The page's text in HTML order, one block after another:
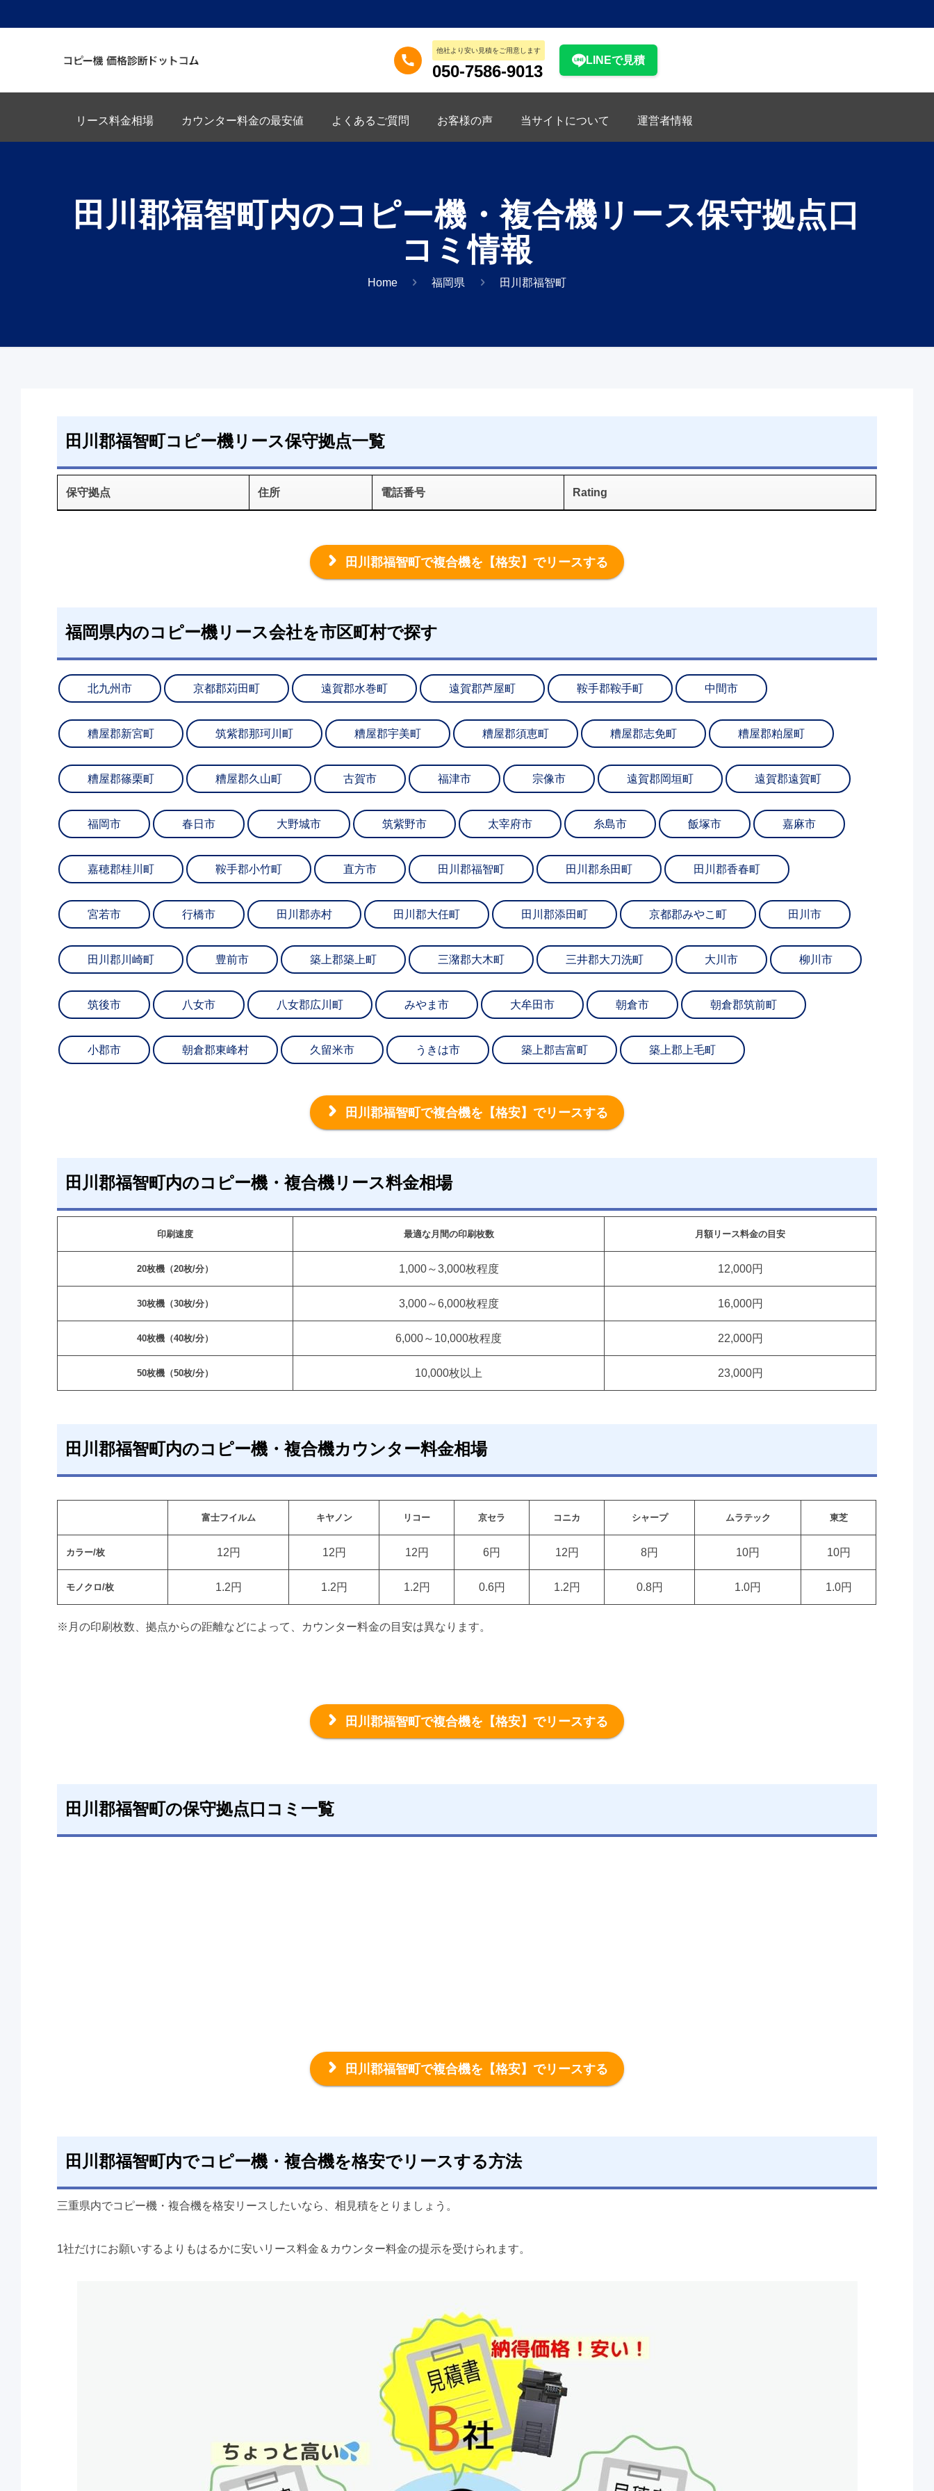
他社より安い見積をご用意します
050-7586-9013
LINEで見積
リース料金相場 カウンター料金の最安値 よくあるご質問 お客様の声 当サイトについて 運営者情報
田川郡福智町内のコピー機・複合機リース保守拠点口
コミ情報
Home 福岡県 田川郡福智町
田川郡福智町コピー機リース保守拠点一覧
保守拠点 住所 電話番号 Rating
田川郡福智町で複合機を 【格安】でリースする
福岡県内のコピー機リース会社を市区町村で探す
北九州市 京都郡苅田町 遠賀郡水巻町 遠賀郡芦屋町 鞍手郡鞍手町 中間市
糟屋郡新宮町 筑紫郡那珂川町 糟屋郡宇美町 糟屋郡須恵町 糟屋郡志免町 糟屋郡粕屋町
糟屋郡篠栗町 糟屋郡久山町 古賀市 福津市 宗像市 遠賀郡岡垣町 遠賀郡遠賀町
福岡市 春日市 大野城市 筑紫野市 太宰府市 糸島市 飯塚市 嘉麻市
嘉穂郡桂川町 鞍手郡小竹町 直方市 田川郡福智町 田川郡糸田町 田川郡香春町
宮若市 行橋市 田川郡赤村 田川郡大任町 田川郡添田町 京都郡みやこ町 田川市
田川郡川崎町 豊前市 築上郡築上町 三潴郡大木町 三井郡大刀洗町 大川市 柳川市
筑後市 八女市 八女郡広川町 みやま市 大牟田市 朝倉市 朝倉郡筑前町
小郡市 朝倉郡東峰村 久留米市 うきは市 築上郡吉富町 築上郡上毛町
田川郡福智町で複合機を 【格安】でリースする
田川郡福智町内のコピー機・複合機リース料金相場
印刷速度 最適な月間の印刷枚数 月額リース料金の目安
20枚機（20枚/分） 1,000～3,000枚程度 12,000円
30枚機（30枚/分） 3,000～6,000枚程度 16,000円
40枚機（40枚/分） 6,000～10,000枚程度 22,000円
50枚機（50枚/分） 10,000枚以上 23,000円
田川郡福智町内のコピー機・複合機カウンター料金相場
富士フイルム キヤノン リコー 京セラ コニカ シャープ ムラテック 東芝
カラー/枚 12円 12円 12円 6円 12円 8円 10円 10円
モノクロ/枚 1.2円 1.2円 1.2円 0.6円 1.2円 0.8円 1.0円 1.0円
※月の印刷枚数、拠点からの距離などによって、カウンター料金の目安は異なります。
田川郡福智町で複合機を 【格安】でリースする
田川郡福智町の保守拠点口コミ一覧
田川郡福智町で複合機を 【格安】でリースする
田川郡福智町内でコピー機・複合機を格安でリースする方法
三重県内でコピー機・複合機を格安リースしたいなら、相見積をとりましょう。
1社だけにお願いするよりもはるかに安いリース料金＆カウンター料金の提示を受けられます。